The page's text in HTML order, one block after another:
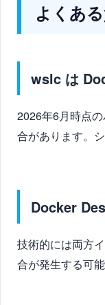
よくあ
wslc は
2026年6月時点
合があります。
Docker
技術的には両方
合が発生する可